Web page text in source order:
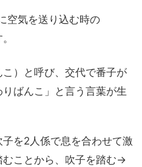
気を送り込む時の
こ）と呼び、交代で番子が
ばんこ」と言う言葉が生
を2人係で息を合わせて激
むことから、吹子を踏む→